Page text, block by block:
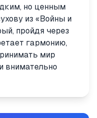
но ценным
из «Войны и
пройдя через
гармонию,
мир
внимательно